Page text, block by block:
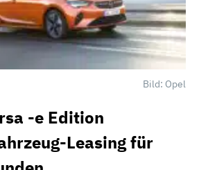
Bild: Opel
-e Edition
Leasing für